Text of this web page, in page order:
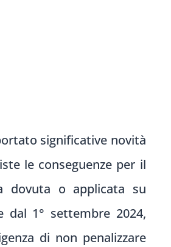
significative novità
le conseguenze per il
dovuta o applicata su
1° settembre 2024,
di non penalizzare